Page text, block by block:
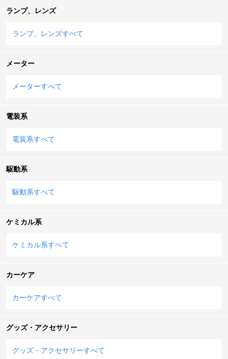
ランプ、レンズ
ランプ、レンズすべて
メーター
メーターすべて
電装系
電装系すべて
駆動系
駆動系すべて
ケミカル系
ケミカル系すべて
カーケア
カーケアすべて
グッズ・アクセサリー
グッズ・アクセサリーすべて